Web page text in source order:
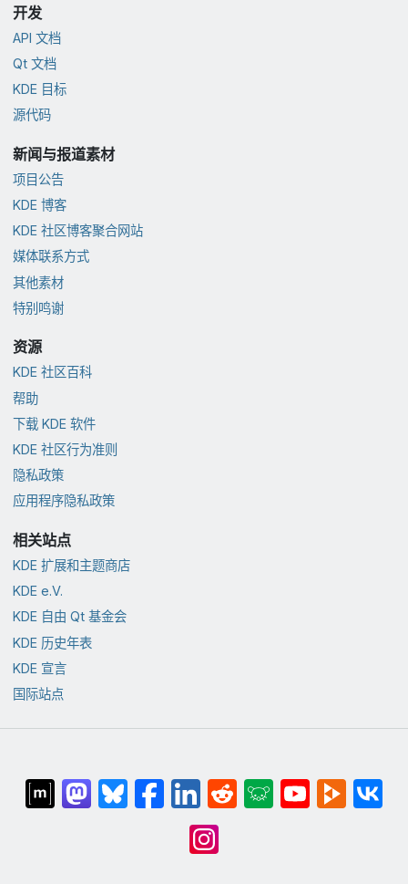
开发
API 文档
Qt 文档
KDE 目标
源代码
新闻与报道素材
项目公告
KDE 博客
KDE 社区博客聚合网站
媒体联系方式
其他素材
特别鸣谢
资源
KDE 社区百科
帮助
下载 KDE 软件
KDE 社区行为准则
隐私政策
应用程序隐私政策
相关站点
KDE 扩展和主题商店
KDE e.V.
KDE 自由 Qt 基金会
KDE 历史年表
KDE 宣言
国际站点